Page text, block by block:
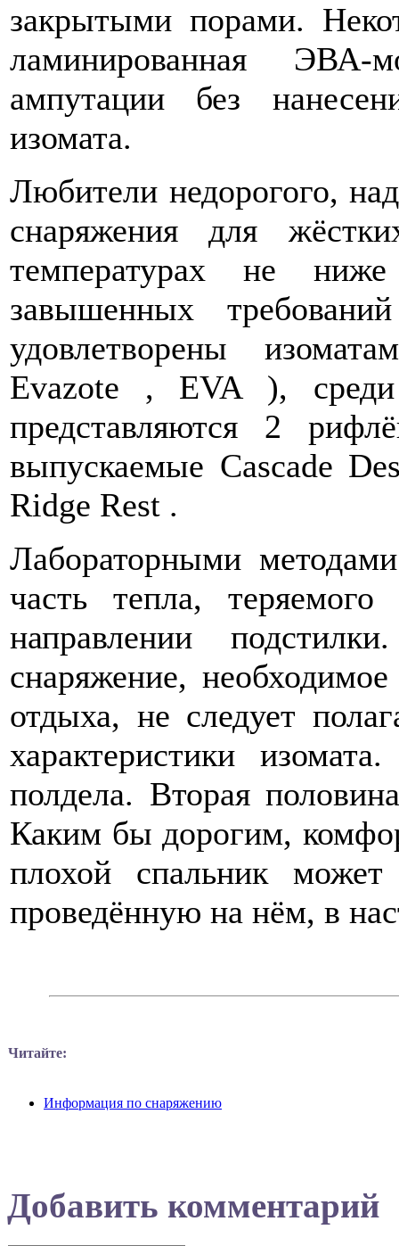
закрытыми порами.
ламинированная
ампутации без
изомата.
Любители недорогого,
снаряжения для
температурах не
завышенных
удовлетворены
Evazote , EVA ), среди
представляются 2
выпускаемые Cascade
Ridge Rest .
Лабораторными
часть тепла,
направлении
снаряжение,
отдыха, не следует
характеристики
полдела. Вторая
Каким бы дорогим,
плохой спальник
проведённую на нём, в
Читайте:
Информация по снаряжению
Добавить комментарий